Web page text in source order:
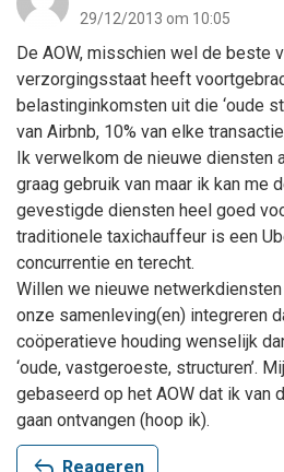
29/12/2013 om 10:05
De AOW, misschien wel de beste
verzorgingsstaat heeft
belastinginkomsten uit die ‘oude
van Airbnb, 10% van elke
Ik verwelkom de nieuwe diensten
graag gebruik van maar ik kan me
gevestigde diensten heel goed
traditionele taxichauffeur is een
concurrentie en terecht.
Willen we nieuwe
onze samenleving(en) integreren
coöperatieve houding wenselijk
‘oude, vastgeroeste, structuren’.
gebaseerd op het AOW dat ik van
gaan ontvangen (hoop ik).
Reageren